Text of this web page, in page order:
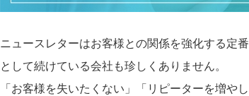
ニュースレターはお客様との関係を強化する定
として続けている会社も珍しくありません。
「お客様を失いたくない」「リピーターを増や